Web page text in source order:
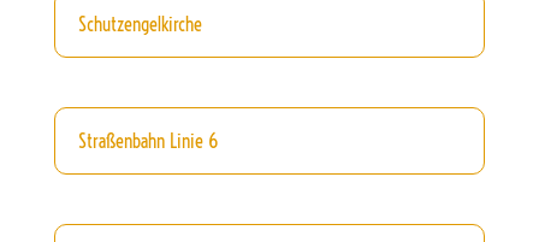
Schutzengelkirche
Straßenbahn Linie 6